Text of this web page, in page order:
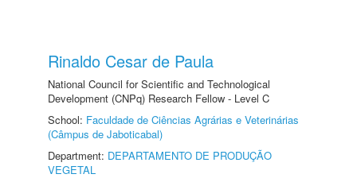
Rinaldo Cesar de Paula
National Council for Scientific and Technological
Development (CNPq) Research Fellow - Level C
School: Faculdade de Ciências Agrárias e Veterinárias
(Câmpus de Jaboticabal)
Department: DEPARTAMENTO DE PRODUÇÃO
VEGETAL